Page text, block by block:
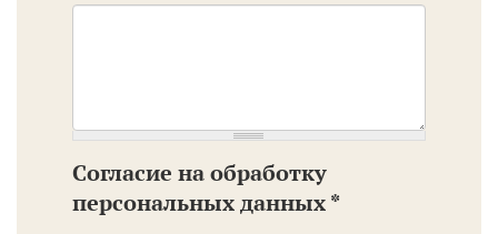
Согласие на обработку
персональных данных *